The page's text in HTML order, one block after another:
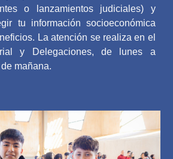
o lanzamientos judiciales) y
tu información socioeconómica
La atención se realiza en el
y Delegaciones, de lunes a
mañana.